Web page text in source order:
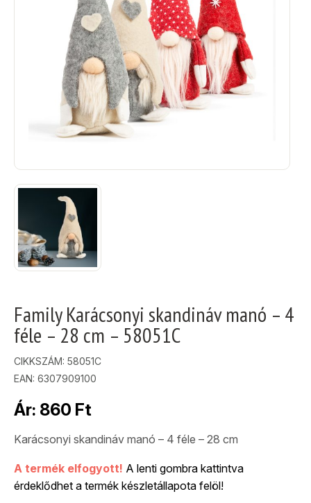
Family Karácsonyi skandináv manó – 4
féle – 28 cm – 58051C
CIKKSZÁM: 58051C
EAN: 6307909100
Ár: 860 Ft
Karácsonyi skandináv manó – 4 féle – 28 cm
A termék elfogyott! A lenti gombra kattintva
érdeklődhet a termék készletállapota felöl!